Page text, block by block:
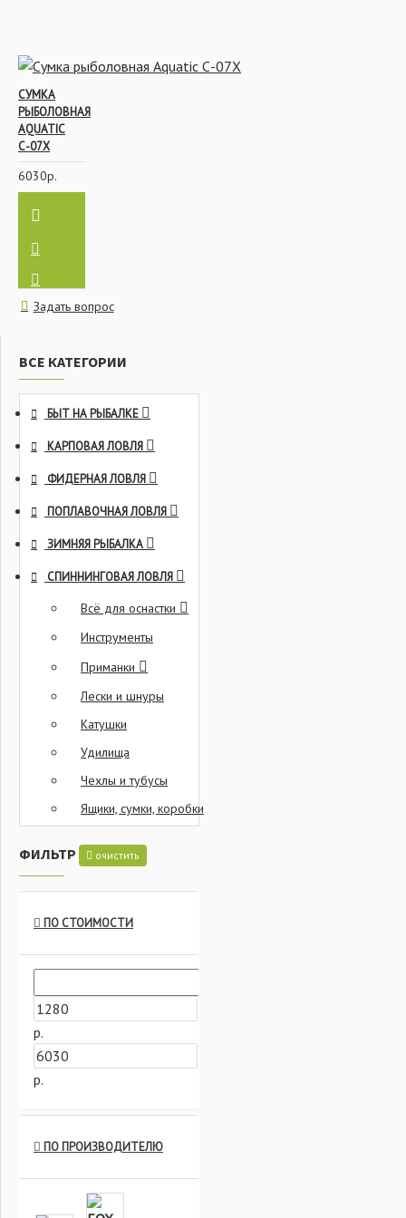
СУМКА
РЫБОЛОВНАЯ
AQUATIC
С-07Х
6030р.
Задать вопрос
ВСЕ КАТЕГОРИИ
БЫТ НА РЫБАЛКЕ
КАРПОВАЯ ЛОВЛЯ
ФИДЕРНАЯ ЛОВЛЯ
ПОПЛАВОЧНАЯ ЛОВЛЯ
ЗИМНЯЯ РЫБАЛКА
СПИННИНГОВАЯ ЛОВЛЯ
Всё для оснастки
Инструменты
Приманки
Лески и шнуры
Катушки
Удилища
Чехлы и тубусы
Ящики, сумки, коробки
ФИЛЬТР очистить
ПО СТОИМОСТИ
р.
р.
ПО ПРОИЗВОДИТЕЛЮ